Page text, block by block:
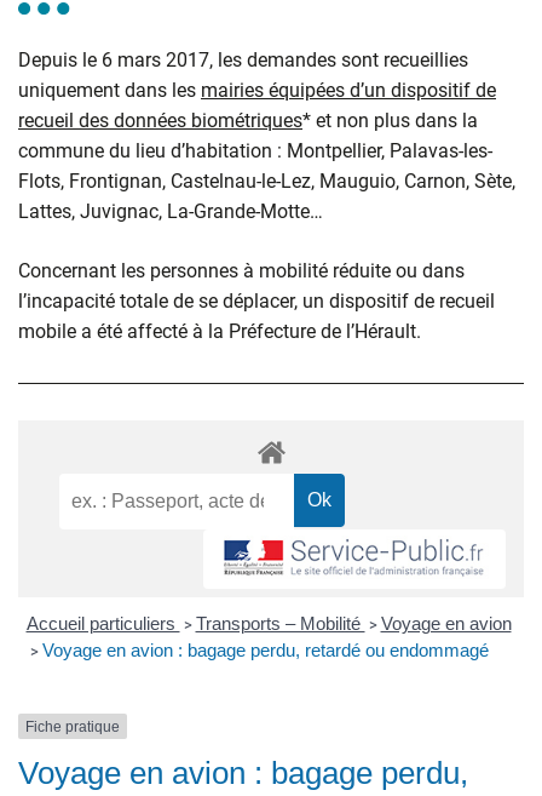
Depuis le 6 mars 2017, les demandes sont recueillies
uniquement dans les mairies équipées d’un dispositif de
recueil des données biométriques* et non plus dans la
commune du lieu d’habitation : Montpellier, Palavas-les-
Flots, Frontignan, Castelnau-le-Lez, Mauguio, Carnon, Sète,
Lattes, Juvignac, La-Grande-Motte…
Concernant les personnes à mobilité réduite ou dans
l’incapacité totale de se déplacer, un dispositif de recueil
mobile a été affecté à la Préfecture de l’Hérault.
Accueil particuliers > Transports – Mobilité > Voyage en avion
> Voyage en avion : bagage perdu, retardé ou endommagé
Fiche pratique
Voyage en avion : bagage perdu,